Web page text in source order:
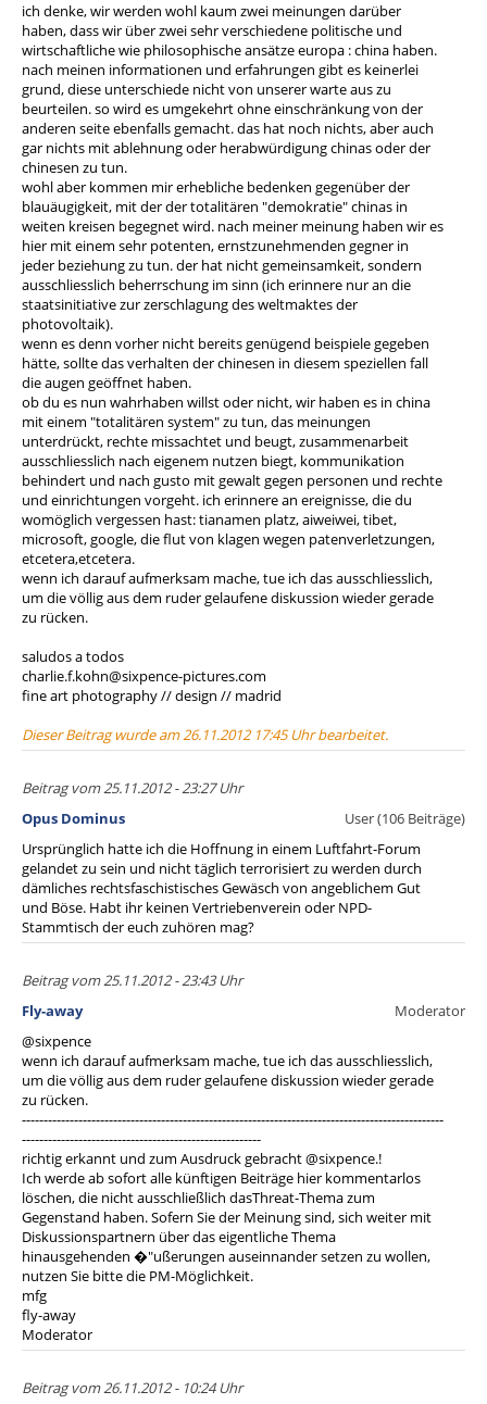
ich denke, wir werden wohl kaum zwei meinungen darüber
haben, dass wir über zwei sehr verschiedene politische und
wirtschaftliche wie philosophische ansätze europa : china haben.
nach meinen informationen und erfahrungen gibt es keinerlei
grund, diese unterschiede nicht von unserer warte aus zu
beurteilen. so wird es umgekehrt ohne einschränkung von der
anderen seite ebenfalls gemacht. das hat noch nichts, aber auch
gar nichts mit ablehnung oder herabwürdigung chinas oder der
chinesen zu tun.
wohl aber kommen mir erhebliche bedenken gegenüber der
blauäugigkeit, mit der der totalitären "demokratie" chinas in
weiten kreisen begegnet wird. nach meiner meinung haben wir es
hier mit einem sehr potenten, ernstzunehmenden gegner in
jeder beziehung zu tun. der hat nicht gemeinsamkeit, sondern
ausschliesslich beherrschung im sinn (ich erinnere nur an die
staatsinitiative zur zerschlagung des weltmaktes der
photovoltaik).
wenn es denn vorher nicht bereits genügend beispiele gegeben
hätte, sollte das verhalten der chinesen in diesem speziellen fall
die augen geöffnet haben.
ob du es nun wahrhaben willst oder nicht, wir haben es in china
mit einem "totalitären system" zu tun, das meinungen
unterdrückt, rechte missachtet und beugt, zusammenarbeit
ausschliesslich nach eigenem nutzen biegt, kommunikation
behindert und nach gusto mit gewalt gegen personen und rechte
und einrichtungen vorgeht. ich erinnere an ereignisse, die du
womöglich vergessen hast: tianamen platz, aiweiwei, tibet,
microsoft, google, die flut von klagen wegen patenverletzungen,
etcetera,etcetera.
wenn ich darauf aufmerksam mache, tue ich das ausschliesslich,
um die völlig aus dem ruder gelaufene diskussion wieder gerade
zu rücken.
saludos a todos
charlie.f.kohn@sixpence-pictures.com
fine art photography // design // madrid
Dieser Beitrag wurde am 26.11.2012 17:45 Uhr bearbeitet.
Beitrag vom 25.11.2012 - 23:27 Uhr
Opus Dominus
User (106 Beiträge)
Ursprünglich hatte ich die Hoffnung in einem Luftfahrt-Forum
gelandet zu sein und nicht täglich terrorisiert zu werden durch
dämliches rechtsfaschistisches Gewäsch von angeblichem Gut
und Böse. Habt ihr keinen Vertriebenverein oder NPD-
Stammtisch der euch zuhören mag?
Beitrag vom 25.11.2012 - 23:43 Uhr
Fly-away
Moderator
@sixpence
wenn ich darauf aufmerksam mache, tue ich das ausschliesslich,
um die völlig aus dem ruder gelaufene diskussion wieder gerade
zu rücken.
-------------------------------------------------------------------------------------------------
-------------------------------------------------------
richtig erkannt und zum Ausdruck gebracht @sixpence.!
Ich werde ab sofort alle künftigen Beiträge hier kommentarlos
löschen, die nicht ausschließlich dasThreat-Thema zum
Gegenstand haben. Sofern Sie der Meinung sind, sich weiter mit
Diskussionspartnern über das eigentliche Thema
hinausgehenden �"ußerungen auseinnander setzen zu wollen,
nutzen Sie bitte die PM-Möglichkeit.
mfg
fly-away
Moderator
Beitrag vom 26.11.2012 - 10:24 Uhr